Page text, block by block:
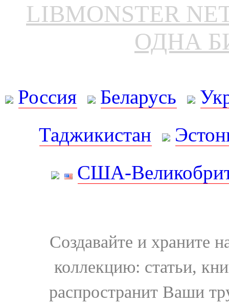
LIBMONSTER
ОДНА
Россия Беларусь
Таджикистан
США-
Создавайте и храните
коллекцию: статьи,
распространит Ваши